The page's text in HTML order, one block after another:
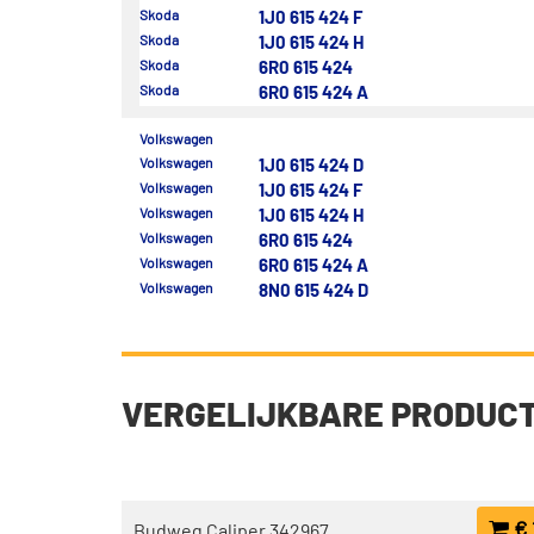
Skoda 1J0 615 424 F
Skoda 1J0 615 424 H
Skoda 6R0 615 424
Skoda 6R0 615 424 A
Volkswagen
Volkswagen
1J0 615 424 D
Volkswagen 1J0 615 424 F
Volkswagen 1J0 615 424 H
Volkswagen 6R0 615 424
Volkswagen 6R0 615 424 A
Volkswagen 8N0 615 424 D
VERGELIJKBARE